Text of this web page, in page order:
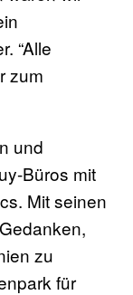
“Alle
zum
und
Büros mit
Mit seinen
zu
für